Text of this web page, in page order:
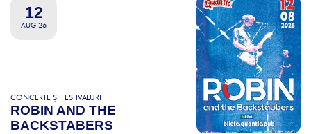
12
AUG 26
CONCERTE ȘI FESTIVALURI
ROBIN AND THE
BACKSTABERS